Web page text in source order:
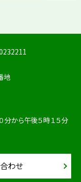
地
から午後５時１５分
わせ